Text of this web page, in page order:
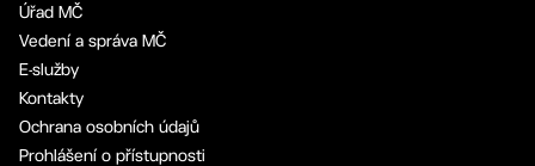
Úřad MČ
Vedení a správa MČ
E-služby
Kontakty
Ochrana osobních údajů
Prohlášení o přístupnosti